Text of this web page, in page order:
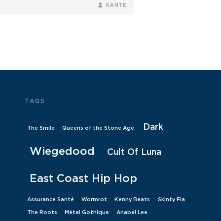
BY
BYLINEKANTE
TAGS
The Smile Queens of the Stone Age Dark
Wiegedood Cult Of Luna
East Coast Hip Hop
Assurance Santé Wormrot Kenny Beats Skinty Fia
The Roots Métal Gothique Anabel Lee